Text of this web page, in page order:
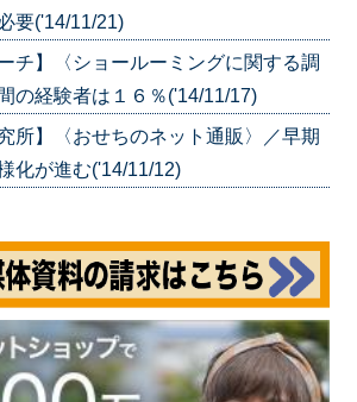
要('14/11/21)
チ】〈ショールーミングに関する調
の経験者は１６％('14/11/17)
所】〈おせちのネット通販〉／早期
化が進む('14/11/12)